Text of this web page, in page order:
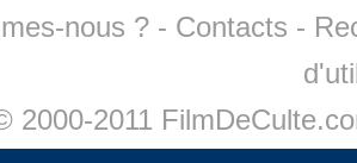
nous ? - Contacts -
2000-2011